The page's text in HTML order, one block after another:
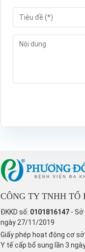
CÔNG TY TNHH TỔ
ĐKKD số: 0101816147 -
ngày 27/11/2019
Giấy phép hoạt động cơ
Y tế cấp bổ sung lần 3